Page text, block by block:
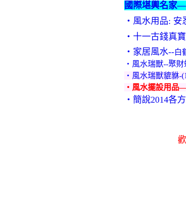
國際堪輿名家
‧風水用品: 安
‧十一古錢真
‧ 家居風水--白
‧ 風水瑞獸--聚財
‧ 風水瑞獸貔貅-
‧ 風水擺設用品
‧簡說2014各